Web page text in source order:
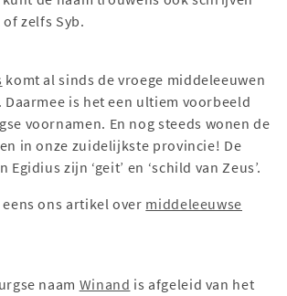
zelfs Syb.
komt al sinds de vroege middeleeuwen
is het een ultiem voorbeeld
voornamen. En nog steeds wonen de
in onze zuidelijkste provincie! De
Egidius zijn ‘geit’ en ‘schild van Zeus’.
ons artikel over middeleeuwse
naam Winand is afgeleid van het